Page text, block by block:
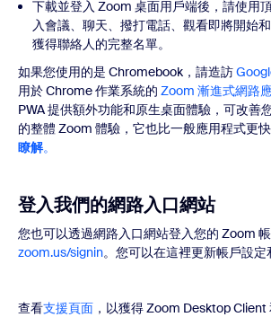
下載並登入 Zoom 桌面用戶端後，請使用
入會議、聊天、撥打電話、觀看即將開始
獲得聯絡人的完整名單。
如果您使用的是 Chromebook，請造訪
用於 Chrome 作業系統的 Zoom 漸進式網路
PWA 提供額外功能和原生桌面體驗，可改善
的整體 Zoom 體驗，它也比一般應用程式更快
瞭解。
登入我們的網路入口網站
您也可以透過網路入口網站登入您的 Zoom
zoom.us/signin。您可以在這裡更新帳戶設定
查看支援頁面 ，以獲得 Zoom Desktop